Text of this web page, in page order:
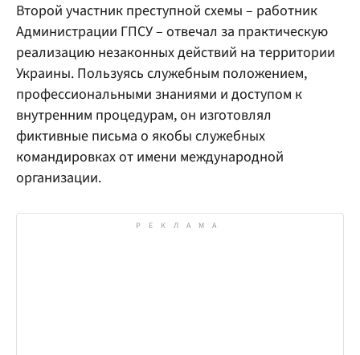
Второй участник преступной схемы – работник
Администрации ГПСУ – отвечал за практическую
реализацию незаконных действий на территории
Украины. Пользуясь служебным положением,
профессиональными знаниями и доступом к
внутренним процедурам, он изготовлял
фиктивные письма о якобы служебных
командировках от имени международной
организации.